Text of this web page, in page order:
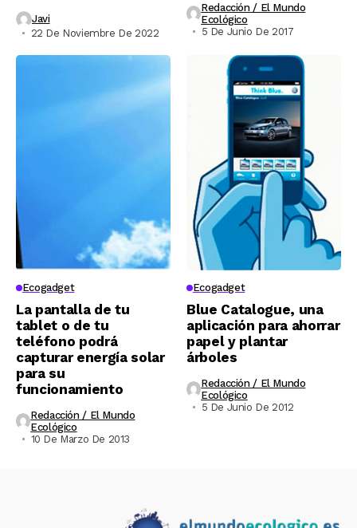
Javi
22 De Noviembre De 2022
Redacción / El Mundo
Ecológico
5 De Junio De 2017
Ecogadget
La pantalla de tu
tablet o de tu
teléfono podrá
capturar energía solar
para su
funcionamiento
Redacción / El Mundo
Ecológico
10 De Marzo De 2013
Ecogadget
Blue Catalogue, una
aplicación para ahorrar
papel y plantar
árboles
Redacción / El Mundo
Ecológico
5 De Junio De 2012